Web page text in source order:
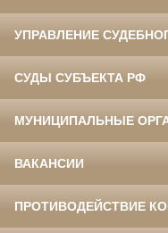
УПРАВЛЕНИЕ
СУДЫ СУБЪЕКТА РФ
МУНИЦИПАЛЬНЫЕ
ВАКАНСИИ
ПРОТИВОДЕЙСТВИЕ